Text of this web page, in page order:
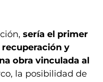
sería el primer
y
obra vinculada al
la posibilidad de